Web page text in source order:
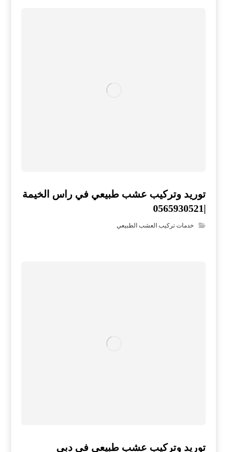
توريد وتركيب عشب طبيعي في راس الخيمة
|0565930521
خدمات تركيب العشب الطبيعي
توريد وتركيب عشب طبيعي في دبي